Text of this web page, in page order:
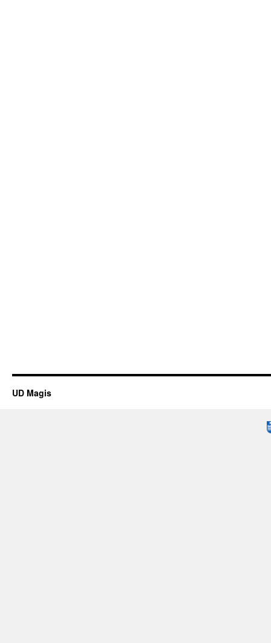
UD Magis